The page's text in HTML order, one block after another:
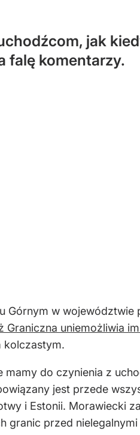
jak
falę komentarzy.
Górnym w województwie
Graniczna uniemożliwia
kolczastym.
do czynienia z
jest przede
i Estonii. Morawiecki
granic przed